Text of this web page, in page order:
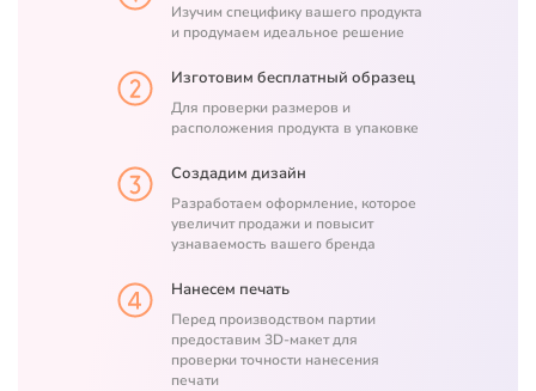
Изучим специфику вашего продукта
и продумаем идеальное решение
Изготовим бесплатный образец
Для проверки размеров и
расположения продукта в упаковке
Создадим дизайн
Разработаем оформление, которое
увеличит продажи и повысит
узнаваемость вашего бренда
Нанесем печать
Перед производством партии
предоставим 3D-макет для
проверки точности нанесения
печати